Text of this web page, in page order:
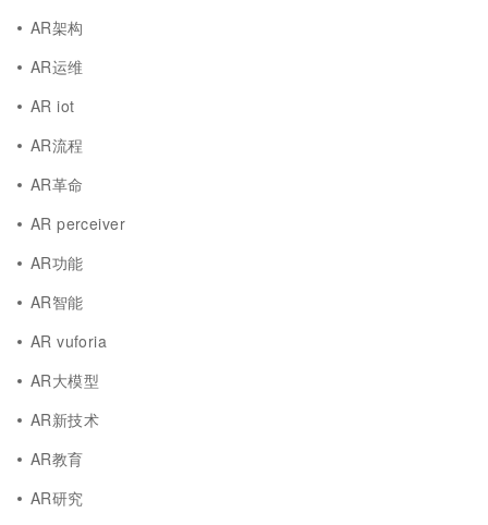
AR架构
AR运维
AR iot
AR流程
AR革命
AR perceiver
AR功能
AR智能
AR vuforia
AR大模型
AR新技术
AR教育
AR研究